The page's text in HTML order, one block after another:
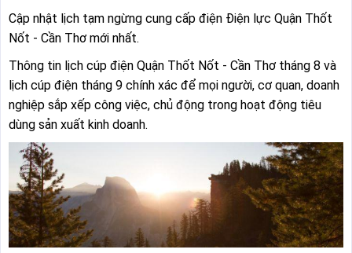
Cập nhật lịch tạm ngừng cung cấp điện Điện lực Quận Thốt
Nốt - Cần Thơ mới nhất.
Thông tin lịch cúp điện Quận Thốt Nốt - Cần Thơ tháng 8 và
lịch cúp điện tháng 9 chính xác để mọi người, cơ quan, doanh
nghiệp sắp xếp công việc, chủ động trong hoạt động tiêu
dùng sản xuất kinh doanh.